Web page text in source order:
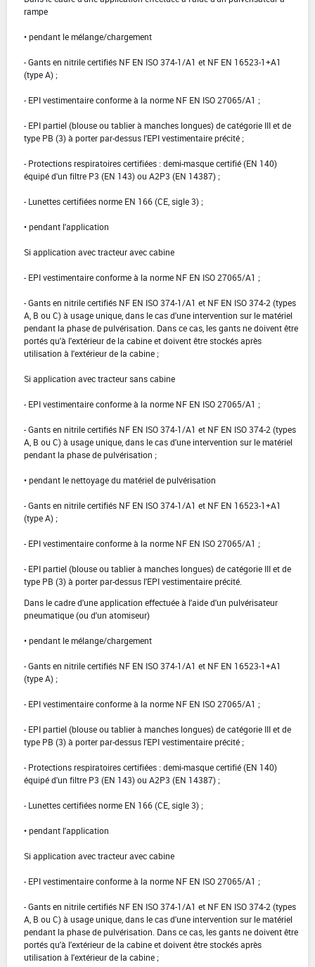
rampe
• pendant le mélange/chargement
- Gants en nitrile certifiés NF EN ISO 374-1/A1 et NF EN 16523-1+A1
(type A) ;
- EPI vestimentaire conforme à la norme NF EN ISO 27065/A1 ;
- EPI partiel (blouse ou tablier à manches longues) de catégorie III et de
type PB (3) à porter par-dessus l'EPI vestimentaire précité ;
- Protections respiratoires certifiées : demi-masque certifié (EN 140)
équipé d'un filtre P3 (EN 143) ou A2P3 (EN 14387) ;
- Lunettes certifiées norme EN 166 (CE, sigle 3) ;
• pendant l'application
Si application avec tracteur avec cabine
- EPI vestimentaire conforme à la norme NF EN ISO 27065/A1 ;
- Gants en nitrile certifiés NF EN ISO 374-1/A1 et NF EN ISO 374-2 (types
A, B ou C) à usage unique, dans le cas d'une intervention sur le matériel
pendant la phase de pulvérisation. Dans ce cas, les gants ne doivent être
portés qu'à l'extérieur de la cabine et doivent être stockés après
utilisation à l'extérieur de la cabine ;
Si application avec tracteur sans cabine
- EPI vestimentaire conforme à la norme NF EN ISO 27065/A1 ;
- Gants en nitrile certifiés NF EN ISO 374-1/A1 et NF EN ISO 374-2 (types
A, B ou C) à usage unique, dans le cas d'une intervention sur le matériel
pendant la phase de pulvérisation ;
• pendant le nettoyage du matériel de pulvérisation
- Gants en nitrile certifiés NF EN ISO 374-1/A1 et NF EN 16523-1+A1
(type A) ;
- EPI vestimentaire conforme à la norme NF EN ISO 27065/A1 ;
- EPI partiel (blouse ou tablier à manches longues) de catégorie III et de
type PB (3) à porter par-dessus l'EPI vestimentaire précité.
Dans le cadre d'une application effectuée à l'aide d'un pulvérisateur
pneumatique (ou d'un atomiseur)
• pendant le mélange/chargement
- Gants en nitrile certifiés NF EN ISO 374-1/A1 et NF EN 16523-1+A1
(type A) ;
- EPI vestimentaire conforme à la norme NF EN ISO 27065/A1 ;
- EPI partiel (blouse ou tablier à manches longues) de catégorie III et de
type PB (3) à porter par-dessus l'EPI vestimentaire précité ;
- Protections respiratoires certifiées : demi-masque certifié (EN 140)
équipé d'un filtre P3 (EN 143) ou A2P3 (EN 14387) ;
- Lunettes certifiées norme EN 166 (CE, sigle 3) ;
• pendant l'application
Si application avec tracteur avec cabine
- EPI vestimentaire conforme à la norme NF EN ISO 27065/A1 ;
- Gants en nitrile certifiés NF EN ISO 374-1/A1 et NF EN ISO 374-2 (types
A, B ou C) à usage unique, dans le cas d'une intervention sur le matériel
pendant la phase de pulvérisation. Dans ce cas, les gants ne doivent être
portés qu'à l'extérieur de la cabine et doivent être stockés après
utilisation à l'extérieur de la cabine ;